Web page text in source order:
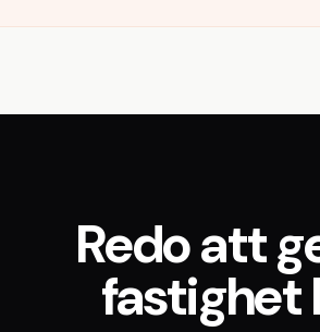
Redo att
fastighet